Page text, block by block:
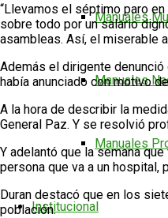
Manuales
Manuales
Manuales
Institucional
“Llevamos el séptimo paro
sobre todo por un salario
asambleas. Así, el miserable
Además el dirigente
había anunciado con motivo
A la hora de describir la
General Paz. Y se resolvió
Y adelantó que la semana
persona que va a un
Duran destacó que en los
población.